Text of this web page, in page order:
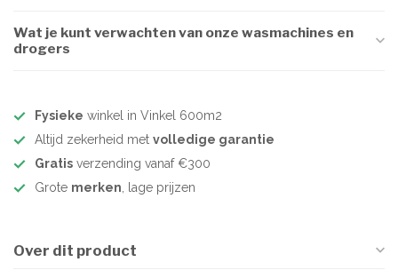
Wat je kunt verwachten van onze wasmachines en
drogers
Fysieke winkel in Vinkel 600m2
Altijd zekerheid met volledige garantie
Gratis verzending vanaf €300
Grote merken, lage prijzen
Over dit product